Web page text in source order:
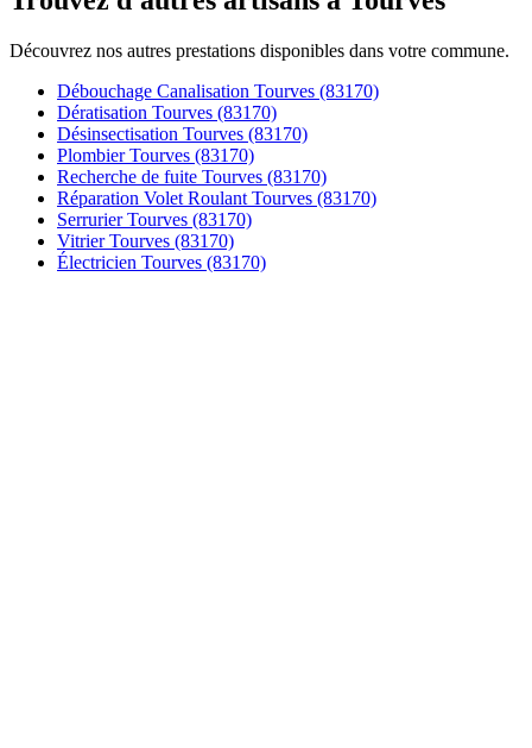
Découvrez nos autres prestations disponibles dans votre commune.
Débouchage Canalisation Tourves (83170)
Dératisation Tourves (83170)
Désinsectisation Tourves (83170)
Plombier Tourves (83170)
Recherche de fuite Tourves (83170)
Réparation Volet Roulant Tourves (83170)
Serrurier Tourves (83170)
Vitrier Tourves (83170)
Électricien Tourves (83170)